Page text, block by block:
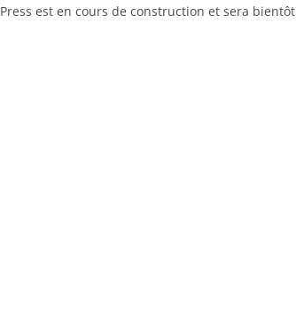
est en cours de construction et sera bientôt